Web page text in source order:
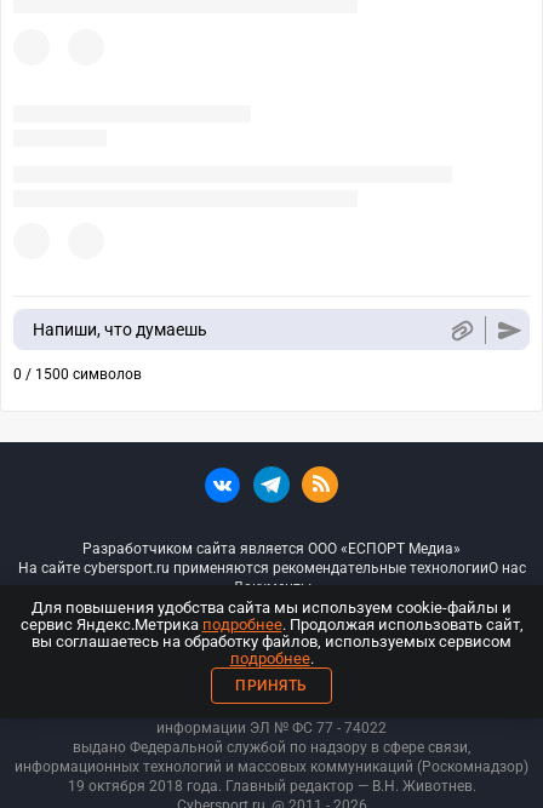
Напиши, что думаешь
0 / 1500 символов
Разработчиком сайта является ООО «ЕСПОРТ Медиа»
На сайте cybersport.ru применяются рекомендательные технологииО нас
Документы
© ООО «Киберспорт.ру» — Все права защищены
18+
ООО «Киберспорт.ру». Свидетельство о регистрации средств массовой
информации ЭЛ № ФС 77 - 74022
выдано Федеральной службой по надзору в сфере связи,
информационных технологий и массовых коммуникаций (Роскомнадзор)
19 октября 2018 года. Главный редактор — В.Н. Животнев.
Для повышения удобства сайта мы используем cookie-файлы и
сервис Яндекс.Метрика подробнее. Продолжая использовать сайт,
вы соглашаетесь на обработку файлов, используемых сервисом
подробнее.
ПРИНЯТЬ